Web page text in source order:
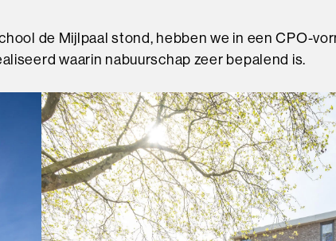
de Mijlpaal stond, hebben we in een CPO-
waarin nabuurschap zeer bepalend is.